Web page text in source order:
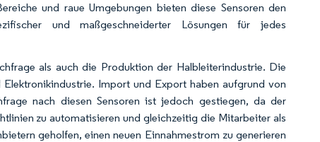
und raue Umgebungen bieten diese Sensoren den
und maßgeschneiderter Lösungen für jedes
als auch die Produktion der Halbleiterindustrie. Die
Import und Export haben aufgrund von
nach diesen Sensoren ist jedoch gestiegen, da der
zu automatisieren und gleichzeitig die Mitarbeiter als
geholfen, einen neuen Einnahmestrom zu generieren